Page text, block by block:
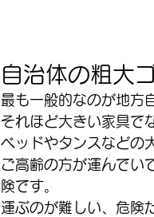
自治体の粗大
最も一般的なのが地方
それほど大きい家具で
ベッドやタンスなどの
ご高齢の方が運んでい
険です。
運ぶのが難しい、危険